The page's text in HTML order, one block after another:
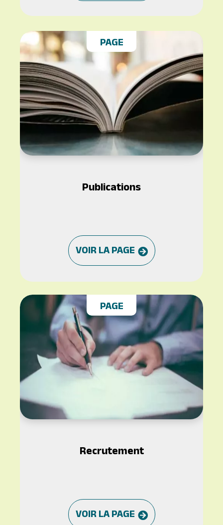
Publications
VOIR LA PAGE
PAGE
Recrutement
VOIR LA PAGE
PAGE